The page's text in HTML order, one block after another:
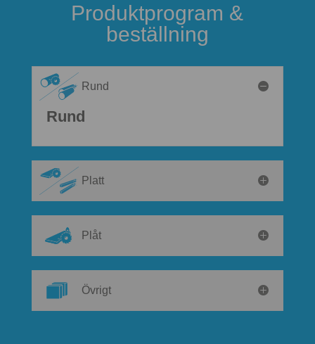
Produktprogram &
beställning
Rund
Rund
Platt
Plåt
Övrigt